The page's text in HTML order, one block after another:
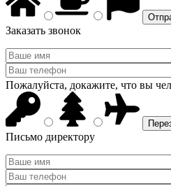
Заказать звонок
Пожалуйста, докажите, что вы
Письмо директору